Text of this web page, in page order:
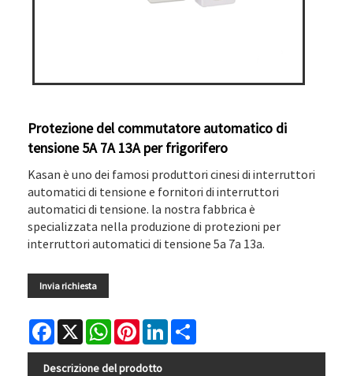
Protezione del commutatore automatico di
tensione 5A 7A 13A per frigorifero
Kasan è uno dei famosi produttori cinesi di interruttori
automatici di tensione e fornitori di interruttori
automatici di tensione. la nostra fabbrica è
specializzata nella produzione di protezioni per
interruttori automatici di tensione 5a 7a 13a.
Invia richiesta
Facebook
X WhatsAppPinterestLinkedIn
Descrizione del prodotto